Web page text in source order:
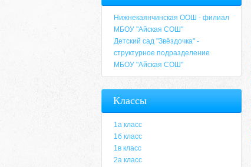
Нижнекаянчинская ООШ - филиал
МБОУ "Айская СОШ"
Детский сад "Звёздочка" -
структурное подразделение
МБОУ "Айская СОШ"
Классы
1а класс
1б класс
1в класс
2а класс